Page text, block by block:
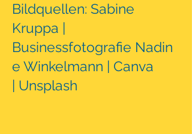
Bildquellen: Sabine
Kruppa |
Businessfotografie Nadin
e Winkelmann | Canva
| Unsplash